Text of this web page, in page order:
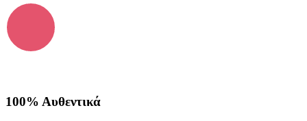
100% Αυθεντικά